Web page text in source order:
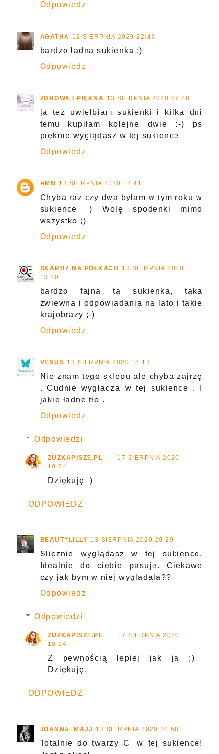
Odpowiedz
AGATHA 12 SIERPNIA 2020 22:43
bardzo ładna sukienka :)
Odpowiedz
ZDROWA I PIĘKNA 13 SIERPNIA 2020 07:28
ja też uwielbiam sukienki i kilka dni
temu kupiłam kolejne dwie :-) ps
pięknie wyglądasz w tej sukience
Odpowiedz
AMN 13 SIERPNIA 2020 12:41
Chyba raz czy dwa byłam w tym roku w
sukience ;) Wolę spodenki mimo
wszystko ;)
Odpowiedz
SKARBY NA PÓŁKACH
13 SIERPNIA 2020
13:20
bardzo fajna ta sukienka, taka
zwiewna i odpowiadania na lato i takie
krajobrazy ;-)
Odpowiedz
VENUS 13 SIERPNIA 2020 18:13
Nie znam tego sklepu ale chyba zajrzę
. Cudnie wygładza w tej sukience . I
jakie ładne tło .
Odpowiedz
Odpowiedzi
ZUZKAPISZE.PL
17 SIERPNIA 2020
10:04
Dziękuję :)
ODPOWIEDZ
BEAUTYLILLY 13 SIERPNIA 2020 20:29
Slicznie wyglądasz w tej sukience.
Idealnie do ciebie pasuje. Ciekawe
czy jak bym w niej wygladala??
Odpowiedz
Odpowiedzi
ZUZKAPISZE.PL
17 SIERPNIA 2020
10:04
Z pewnością lepiej jak ja ;)
Dziękuję.
ODPOWIEDZ
JOANNA_MAJJ 13 SIERPNIA 2020 20:58
Totalnie do twarzy Ci w tej sukience!